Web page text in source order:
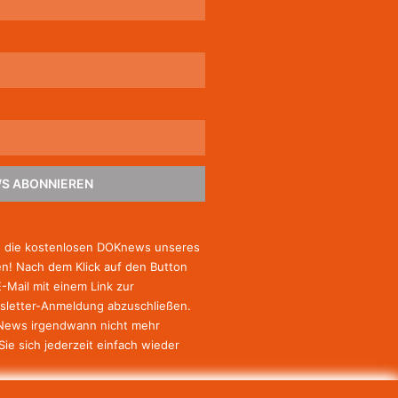
ABONNIEREN
kostenlosen DOKnews unseres
Nach dem Klick auf den Button
Mail mit einem Link zur
Anmeldung abzuschließen.
irgendwann nicht mehr
sich jederzeit einfach wieder